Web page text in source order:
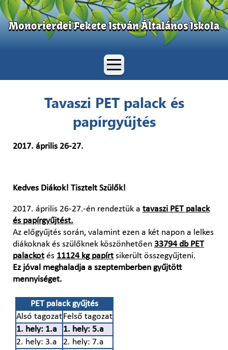
Monorierdei Fekete István Általános Iskola
Tavaszi PET palack és
papírgyűjtés
2017. április 26-27.
Kedves Diákok! Tisztelt Szülők!
2017. április 26-27.-én rendeztük a tavaszi PET palack
és papírgyűjtést.
Az előgyűjtés során, valamint ezen a két napon a lelkes
diákoknak és szülőknek köszönhetően 33794 db PET
palackotés 11124 kg papírtsikerült összegyűjteni.
Ez jóval meghaladja a szeptemberben gyűjtött
mennyiséget.
PET palack gyűjtés
Alsó tagozatFelső tagozat
1. hely: 1.a
1. hely: 5.a
2. hely: 3.a
2. hely: 7.a